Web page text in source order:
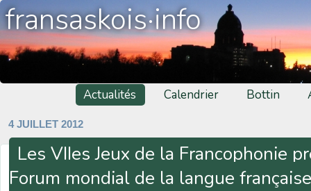
fransaskois·info
Actualités Calendrier Bottin
4 JUILLET 2012
Les VIIes Jeux de la Francophonie
Forum mondial de la langue